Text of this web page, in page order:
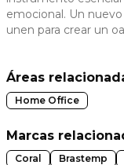
slide
emocional. Un
unen para crear un
Áreas
Home Office
Marcas
Coral Brastemp